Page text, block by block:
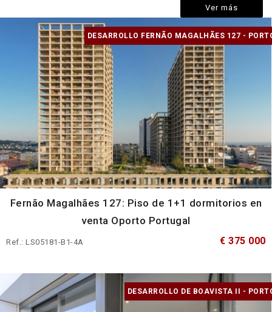
Ver más
DESARROLLO FERNÃO MAGALHÃES 127 -
Fernão Magalhães 127: Piso de 1+1 dormitorios en
venta Oporto Portugal
Ref.: LS05181-B1-4A € 375 000
DESARROLLO DE BOAVISTA II -